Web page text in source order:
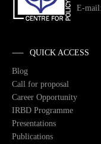
E-
QUICK ACCESS
Blog
Call for proposal
Career Opportunity
IRBD Programme
Presentations
Publications